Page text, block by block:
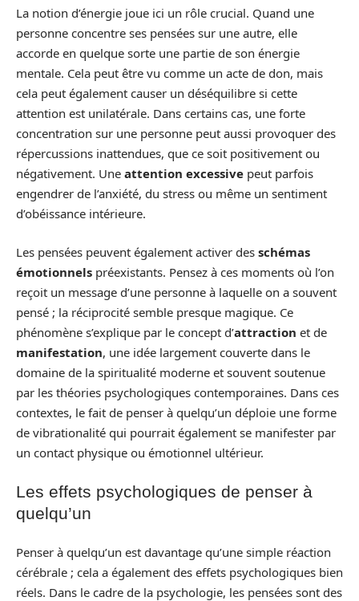
La notion d’énergie joue ici un rôle crucial. Quand une
personne concentre ses pensées sur une autre, elle
accorde en quelque sorte une partie de son énergie
mentale. Cela peut être vu comme un acte de don, mais
cela peut également causer un déséquilibre si cette
attention est unilatérale. Dans certains cas, une forte
concentration sur une personne peut aussi provoquer des
répercussions inattendues, que ce soit positivement ou
négativement. Une attention excessive peut parfois
engendrer de l’anxiété, du stress ou même un sentiment
d’obéissance intérieure.
Les pensées peuvent également activer des schémas
émotionnels préexistants. Pensez à ces moments où l’on
reçoit un message d’une personne à laquelle on a souvent
pensé ; la réciprocité semble presque magique. Ce
phénomène s’explique par le concept d’attraction et de
manifestation, une idée largement couverte dans le
domaine de la spiritualité moderne et souvent soutenue
par les théories psychologiques contemporaines. Dans ces
contextes, le fait de penser à quelqu’un déploie une forme
de vibrationalité qui pourrait également se manifester par
un contact physique ou émotionnel ultérieur.
Les effets psychologiques de penser à
quelqu’un
Penser à quelqu’un est davantage qu’une simple réaction
cérébrale ; cela a également des effets psychologiques bien
réels. Dans le cadre de la psychologie, les pensées sont des